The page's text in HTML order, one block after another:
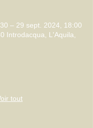
– 29 sept. 2024, 18:00
Introdacqua, L'Aquila,
tout